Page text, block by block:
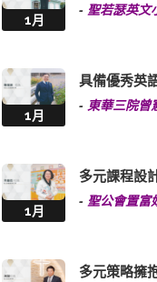
1月
- 聖若瑟英文
1月
具備優秀英
- 東華三院曾
1月
多元課程設
- 聖公會置富
多元策略擁